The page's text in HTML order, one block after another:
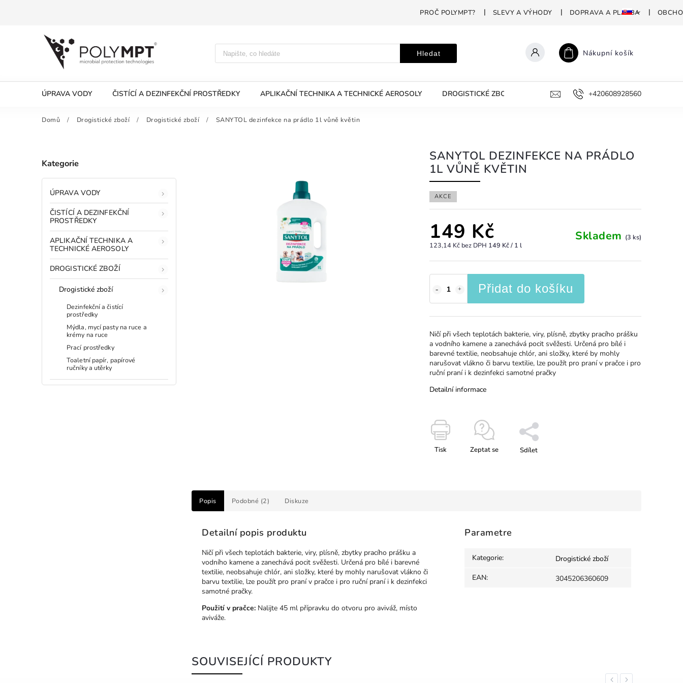
PROČ POLYMPT? SLEVY A VÝHODY DOPRAVA A PLATBA
Hledat Nákupní košík
ÚPRAVA VODY ČISTÍCÍ A DEZINFEKČNÍ PROSTŘEDKY APLIKAČNÍ TECHNIKA A TECHNICKÉ AEROSOLY DROGISTICKÉ ZBOŽÍ PROFESIONÁLNÍ DEZINFEKCE
+420608928560
Domů / Drogistické zboží / Drogistické zboží / SANYTOL dezinfekce na prádlo 1l vůně květin
Kategorie
ÚPRAVA VODY
ČISTÍCÍ A DEZINFEKČNÍ
PROSTŘEDKY
APLIKAČNÍ TECHNIKA A
TECHNICKÉ AEROSOLY
DROGISTICKÉ ZBOŽÍ
Drogistické zboží
Dezinfekční a čistící
prostředky
Mýdla, mycí pasty na ruce a
krémy na ruce
Prací prostředky
Toaletní papír, papírové
ručníky a utěrky
SANYTOL DEZINFEKCE NA PRÁDLO
1L VŮNĚ KVĚTIN
AKCE
149 Kč
123,14 Kč bez DPH 149 Kč / 1 l
Skladem (3 ks)
Přidat do košíku
Ničí při všech teplotách bakterie, viry, plísně, zbytky pracího prášku
a vodního kamene a zanechává pocit svěžesti. Určená pro bílé i
barevné textilie, neobsahuje chlór, ani složky, které by mohly
narušovat vlákno či barvu textilie, lze použít pro praní v pračce i pro
ruční praní i k dezinfekci samotné pračky
Detailní informace
Tisk Zeptat se Sdílet
Popis Podobné (2) Diskuze
Detailní popis produktu
Ničí při všech teplotách bakterie, viry, plísně, zbytky pracího prášku a
vodního kamene a zanechává pocit svěžesti. Určená pro bílé i barevné
textilie, neobsahuje chlór, ani složky, které by mohly narušovat vlákno či
barvu textilie, lze použít pro praní v pračce i pro ruční praní i k dezinfekci
samotné pračky.
Použití v pračce: Nalijte 45 ml přípravku do otvoru pro aviváž, místo
aviváže.
Parametre
Kategorie:
Drogistické zboží
EAN: 3045206360609
SOUVISEJÍCÍ PRODUKTY
Previous
Next